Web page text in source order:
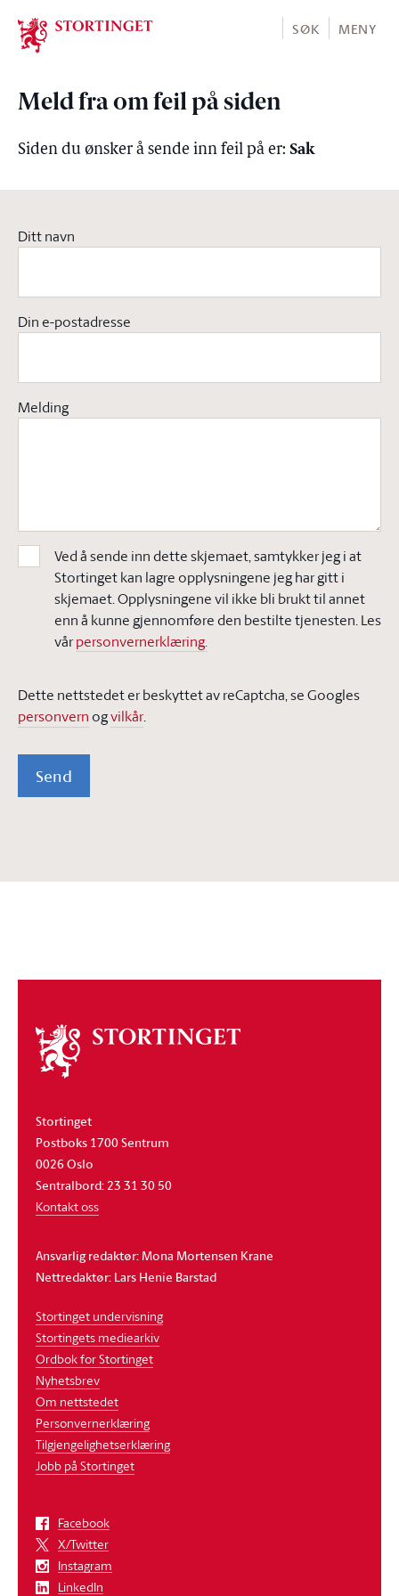
Stortinget.no
SØK MENY
Meld fra om feil på siden
Siden du ønsker å sende inn feil på er: Sak
Ditt navn
Din e-postadresse
Melding
Ved å sende inn dette skjemaet, samtykker jeg i at
Stortinget kan lagre opplysningene jeg har gitt i
skjemaet. Opplysningene vil ikke bli brukt til annet
enn å kunne gjennomføre den bestilte tjenesten. Les
vårpersonvernerklæring.
Dette nettstedet er beskyttet av reCaptcha, se Googles
personvern ogvilkår.
Send
Om
stortinget
Stortinget
Postboks 1700 Sentrum
0026 Oslo
Sentralbord: 23 31 30 50
Kontakt oss
Ansvarlig redaktør: Mona Mortensen Krane
Nettredaktør: Lars Henie Barstad
Stortinget undervisning
Stortingets mediearkiv
Ordbok for Stortinget
Nyhetsbrev
Om nettstedet
Personvernerklæring
Tilgjengelighetserklæring
Jobb på Stortinget
Facebook
X/Twitter
Instagram
LinkedIn